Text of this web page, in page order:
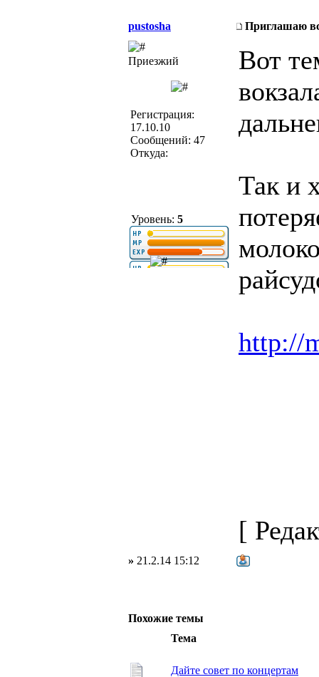
pustosha Приглашаю
Приезжий
Регистрация:
17.10.10
Сообщений: 47
Откуда:
Уровень: 5
Вот
Так и
http://
[
» 21.2.14 15:12
Похожие темы
Тема
Дайте совет по концертам